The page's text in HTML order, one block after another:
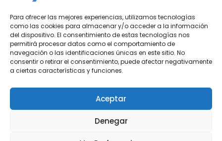
Para ofrecer las mejores experiencias, utilizamos tecnologías
como las cookies para almacenar y/o acceder a la información
del dispositivo. El consentimiento de estas tecnologías nos
permitirá procesar datos como el comportamiento de
navegación o las identificaciones únicas en este sitio. No
consentir o retirar el consentimiento, puede afectar negativamente
a ciertas características y funciones.
Aceptar
Denegar
Destinos Turísticos
recursos
Ayuda
Blog